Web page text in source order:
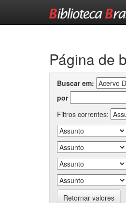
Página de
Buscar em:
por
Filtros correntes:
Retornar valores